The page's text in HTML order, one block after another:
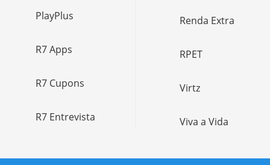
PlayPlus
R7 Apps
R7 Cupons
R7 Entrevista
Renda Extra
RPET
Virtz
Viva a Vida